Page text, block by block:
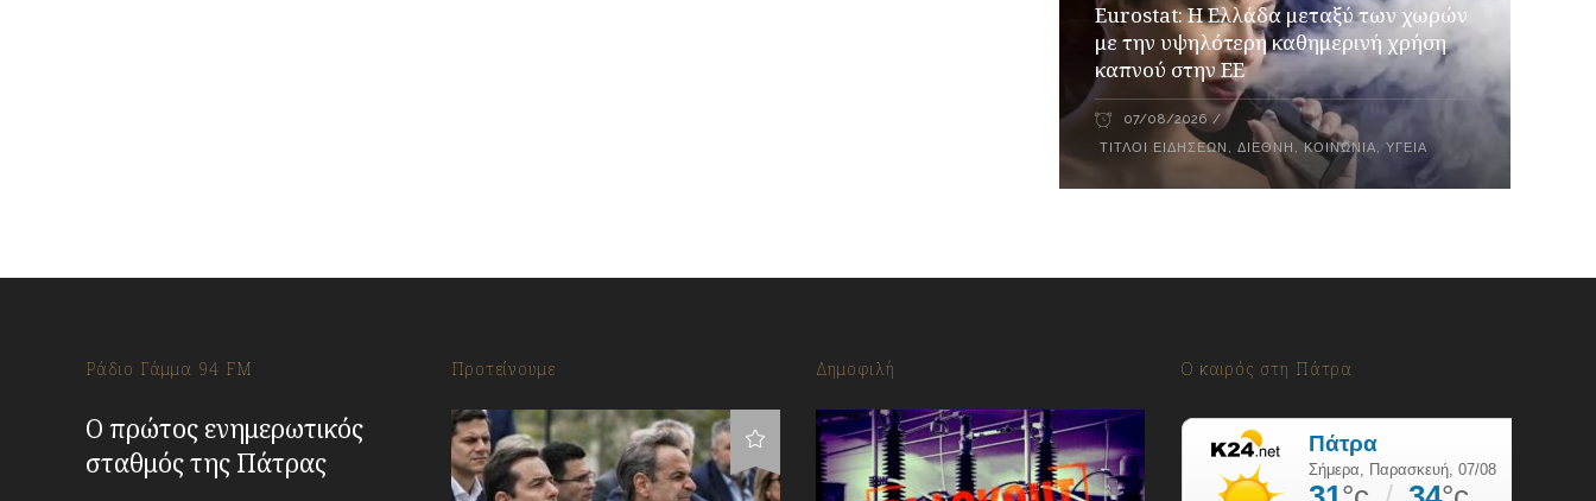
Eurostat: Η Ελλάδα μεταξύ των χωρών
με την υψηλότερη καθημερινή χρήση
καπνού στην ΕΕ
07/08/2026
ΤΊΤΛΟΙ ΕΙΔΉΣΕΩΝ ,ΔΙΕΘΝΉ ,ΚΟΙΝΩΝΊΑ,ΥΓΕΊΑ
Ράδιο Γάμμα 94 FM
Ο πρώτος ενημερωτικός
σταθμός της Πάτρας
Προτείνουμε Δημοφιλή Ο καιρός στη Πάτρα